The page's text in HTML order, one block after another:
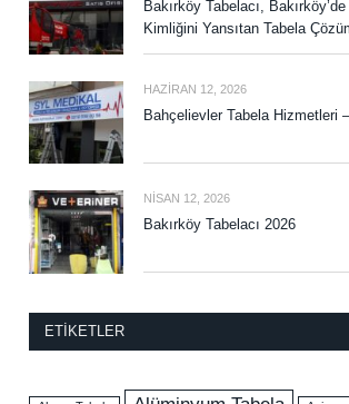
Bakırköy Tabelacı,
Kimliğini Yansıtan Tabela
HAZIRAN 12, 2026
Bahçelievler Tabela Hizmetleri
NISAN 12, 2026
Bakırköy Tabelacı 2026
ETIKETLER